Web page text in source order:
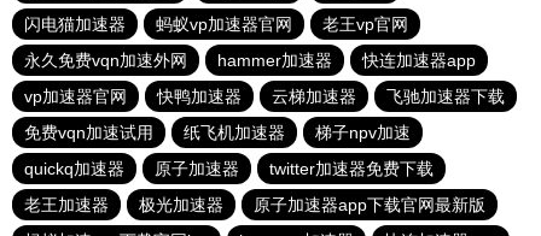
闪电猫加速器
蚂蚁vp加速器官网
老王vp官网
永久免费vqn加速外网
hammer加速器
快连加速器app
vp加速器官网
快鸭加速器 云梯加速器
飞驰加速器下载
免费vqn加速试用
纸飞机加速器
梯子npv加速
quickq加速器
原子加速器
twitter加速器免费下载
老王加速器
极光加速器
原子加速器app下载官网最新版